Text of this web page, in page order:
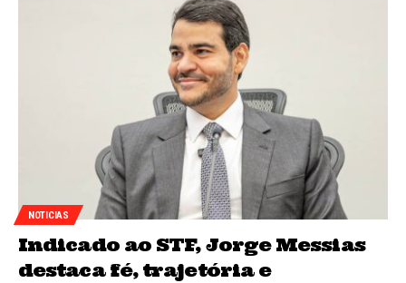
NOTICIAS
Indicado ao STF, Jorge Messias
destaca fé, trajetória e